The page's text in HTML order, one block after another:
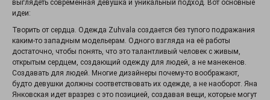
выглядеть современная девушка и уникальный подход. Вот основные
идеи:
Творить от сердца. Одежда Zuhvala создается без тупого подражания
каким-то западным модельерам. Одного взгляда на её работы
достаточно, чтобы понять, что это талантливый человек с живым,
открытым сердцем, создающий одежду для людей, а не манекенов.
Создавать для людей. Многие дизайнеры почему-то воображают,
будто девушки должны соответствовать их одежде, а не наоборот. Яна
Янковская идет вразрез с это позицией, создавая вещи, которые могут